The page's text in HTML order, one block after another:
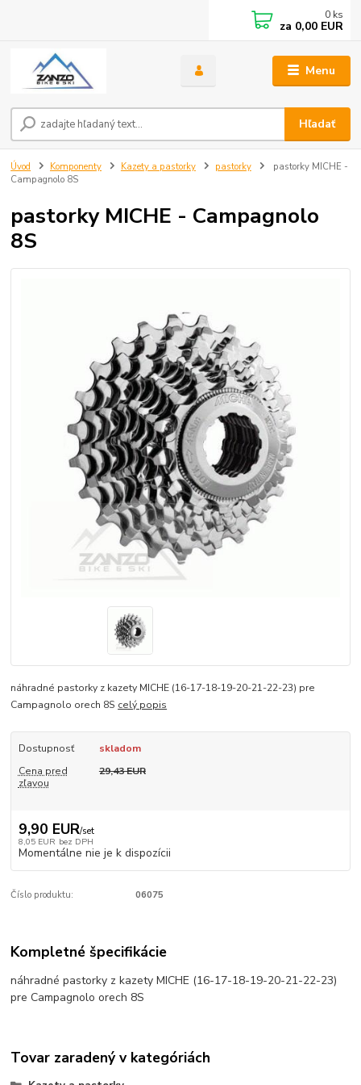
Menu
Hľadať
0 ks
za 0,00 EUR
Úvod Komponenty Kazety a pastorky pastorky
pastorky MICHE -
Campagnolo 8S
pastorky MICHE - Campagnolo
8S
náhradné pastorky z kazety MICHE (16-17-18-19-20-21-22-23) pre
Campagnolo orech 8S celý popis
Dostupnosť
skladom
Cena pred
zľavou
29,43 EUR
9,90 EUR/set
8,05 EUR bez DPH
Momentálne nie je k dispozícii
Číslo produktu: 06075
Kompletné špecifikácie
náhradné pastorky z kazety MICHE (16-17-18-19-20-21-22-23)
pre Campagnolo orech 8S
Tovar zaradený v kategóriách